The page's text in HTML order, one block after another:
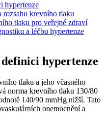
hypertenze
krevního tlaku
tlaku pro veřejné zdraví
a léčbu hypertenze
hypertenze
tlaku a jeho včasného
norma krevního tlaku 130/80
140/90 mmHg nižší. Tato
onemocnění a